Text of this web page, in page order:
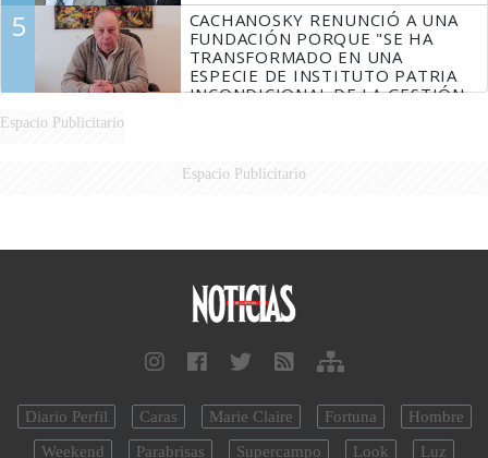
5
CACHANOSKY RENUNCIÓ A UNA
FUNDACIÓN PORQUE "SE HA
TRANSFORMADO EN UNA
ESPECIE DE INSTITUTO PATRIA
INCONDICIONAL DE LA GESTIÓN
Espacio Publicitario
Espacio Publicitario
Diario Perfil Caras Marie Claire Fortuna
Hombre
Weekend
Parabrisas Supercampo Look Luz